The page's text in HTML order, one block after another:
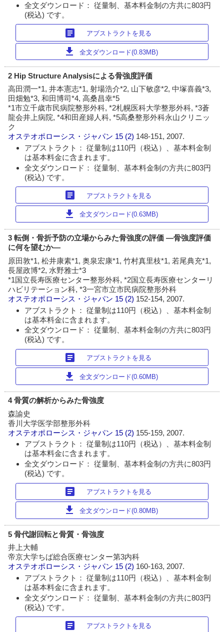
全文ダウンロード： 従量制、基本料金制の方共に803円
(税込) です。
article アブストラクトを見る
download 全文ダウンロード(0.83MB)
2 Hip Structure Analysisによる骨強度評価
高田潤一*1, 井本憲志*1, 射場浩介*2, 山下敏彦*2, 中塚喜義*3,
田畑勉*3, 和田博司*4, 高桑昌幸*5
*1市立千歳市民病院整形外科, *2札幌医科大学整形外科, *3蒼
龍会井上病院, *4和田産婦人科, *5高桑整形外科永山クリニッ
ク
オステオポローシス・ジャパン 15 (2) 148-151, 2007.
アブストラクト： 従量制は110円（税込）、基本料金制
は基本料金に含まれます。
全文ダウンロード： 従量制、基本料金制の方共に803円
(税込) です。
article アブストラクトを見る
download 全文ダウンロード(0.63MB)
3 転倒・骨折予防の立場からみた骨強度の評価 ―骨強度評価
に何を望むか―
原田敦*1, 松井康素*1, 奥泉宏康*1, 竹村真里枝*1, 若尾典充*1,
長屋政博*2, 水野雅士*3
*1国立長寿医療センター整形外科, *2国立長寿医療センターリ
ハビリテーション科, *3一宮市立市民病院整形外科
オステオポローシス・ジャパン 15 (2) 152-154, 2007.
アブストラクト： 従量制は110円（税込）、基本料金制
は基本料金に含まれます。
全文ダウンロード： 従量制、基本料金制の方共に803円
(税込) です。
article アブストラクトを見る
download 全文ダウンロード(0.60MB)
4 骨質の解析からみた骨強度
森諭史
香川大学医学部整形外科
オステオポローシス・ジャパン 15 (2) 155-159, 2007.
アブストラクト： 従量制は110円（税込）、基本料金制
は基本料金に含まれます。
全文ダウンロード： 従量制、基本料金制の方共に803円
(税込) です。
article アブストラクトを見る
download 全文ダウンロード(0.80MB)
5 骨代謝回転と骨質・骨強度
井上大輔
帝京大学ちば総合医療センター第3内科
オステオポローシス・ジャパン 15 (2) 160-163, 2007.
アブストラクト： 従量制は110円（税込）、基本料金制
は基本料金に含まれます。
全文ダウンロード： 従量制、基本料金制の方共に803円
(税込) です。
article アブストラクトを見る